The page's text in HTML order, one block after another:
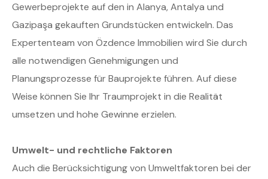
Gewerbeprojekte auf den in Alanya, Antalya und
Gazipaşa gekauften Grundstücken entwickeln. Das
Expertenteam von Özdence Immobilien wird Sie durch
alle notwendigen Genehmigungen und
Planungsprozesse für Bauprojekte führen. Auf diese
Weise können Sie Ihr Traumprojekt in die Realität
umsetzen und hohe Gewinne erzielen.
Umwelt- und rechtliche Faktoren
Auch die Berücksichtigung von Umweltfaktoren bei der